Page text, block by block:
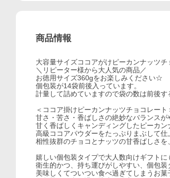
商品情報
大容量サイズココアがけピーカンナッツチ
＼リピーター様から大人気の商品／
お徳用サイズ360gをお楽しみください☆
個包装が14袋前後入っています。
計量して詰めていますので袋の数は前後す
＜ココア掛けピーカンナッツチョコレート
甘さ・苦さ・香ばしさの絶妙なバランスが
甘く香ばしくキャンディングしたピーカ
高級ココアパウダーをたっぷりまぶして仕
相性抜群のチョコとナッツの甘香ばしさを
嬉しい個包装タイプで大人数向けギフトに
衛生的かつ、持ち運びがしやすい、個包装
美味しくてついつい食べ過ぎてしまうお菓